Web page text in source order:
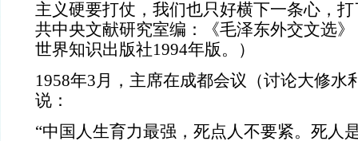
主义硬要打仗，我们也只好横下一条心，
共中央文献研究室编：《毛泽东外交文选
世界知识出版社1994年版。）
1958年3月，主席在成都会议（讨论大修水
说：
“中国人生育力最强，死点人不要紧。死人